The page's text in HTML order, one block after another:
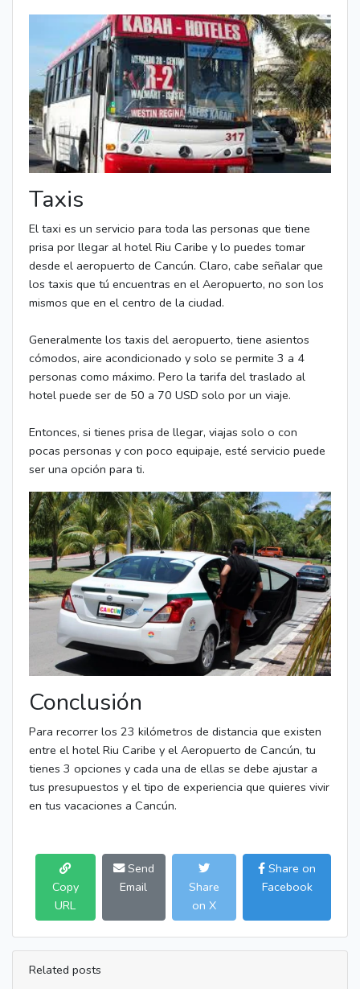
Taxis
El taxi es un servicio para toda las personas que tiene
prisa por llegar al hotel Riu Caribe y lo puedes tomar
desde el aeropuerto de Cancún. Claro, cabe señalar que
los taxis que tú encuentras en el Aeropuerto, no son los
mismos que en el centro de la ciudad.
Generalmente los taxis del aeropuerto, tiene asientos
cómodos, aire acondicionado y solo se permite 3 a 4
personas como máximo. Pero la tarifa del traslado al
hotel puede ser de 50 a 70 USD solo por un viaje.
Entonces, si tienes prisa de llegar, viajas solo o con
pocas personas y con poco equipaje, esté servicio puede
ser una opción para ti.
Conclusión
Para recorrer los 23 kilómetros de distancia que existen
entre el hotel Riu Caribe y el Aeropuerto de Cancún, tu
tienes 3 opciones y cada una de ellas se debe ajustar a
tus presupuestos y el tipo de experiencia que quieres vivir
en tus vacaciones a Cancún.
Copy
URL
Send
Email
Share
on X
Share on
Facebook
Related posts